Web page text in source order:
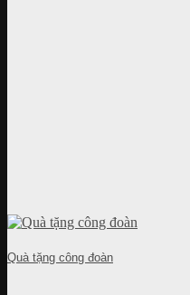
Quà tặng công đoàn